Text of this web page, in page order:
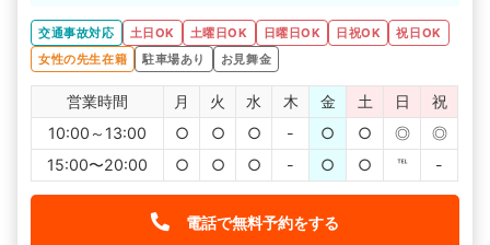
交通事故対応
土日OK 土曜日OK 日曜日OK 日祝OK
祝日OK
女性の先生在籍
駐車場あり お見舞金
営業時間 月 火 水 木 金 土 日
祝
10:00～13:00
○ ○ ○ - ○ ○ ◎
◎
15:00〜20:00
○ ○ ○ - ○ ○ ℡ -
電話で無料予約をする